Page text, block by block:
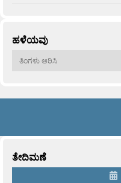
ಹಳೆಯವು
ಹಳೆಯವು
ತೇದಿಮಣೆ